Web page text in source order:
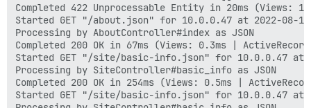
Completed 422 Unprocessable Entity in 20ms
Started GET "/about.json" for 10.0.0.47 at 2022-08-10
Processing by AboutController#index as JSON
Completed 200 OK in 67ms (Views: 0.3ms |
Started GET "/site/basic-info.json" for 10.0.0.47 at
Processing by SiteController#basic_info as JSON
Completed 200 OK in 254ms (Views: 0.5ms |
Started GET "/site/basic-info.json" for 10.0.0.47 at